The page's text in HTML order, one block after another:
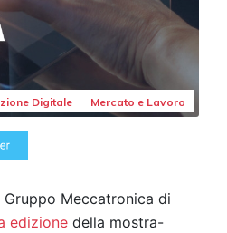
Digitale Mercato e Lavoro
Meccatronica di
edizione della mostra-